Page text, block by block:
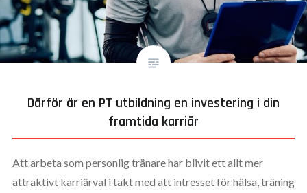
Därför är en PT utbildning en investering i din
framtida karriär
Att arbeta som personlig tränare har blivit ett allt mer
attraktivt karriärval i takt med att intresset för hälsa, träning